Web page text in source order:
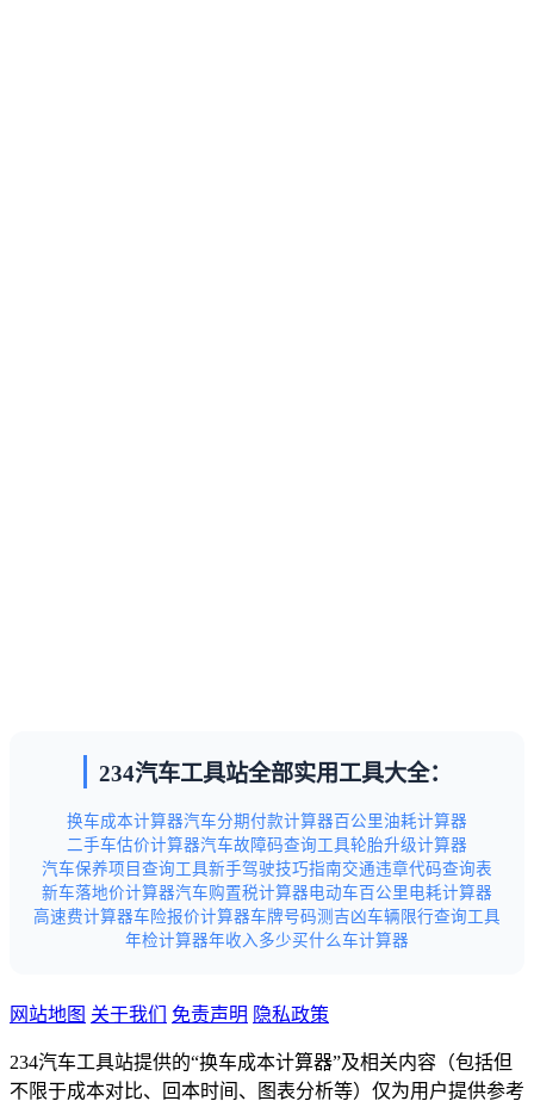
234汽车工具站全部实用工具大全：
换车成本计算器汽车分期付款计算器百公里油耗计算器
二手车估价计算器汽车故障码查询工具轮胎升级计算器
汽车保养项目查询工具新手驾驶技巧指南交通违章代码查询表
新车落地价计算器汽车购置税计算器电动车百公里电耗计算器
高速费计算器车险报价计算器车牌号码测吉凶车辆限行查询工具
年检计算器年收入多少买什么车计算器
网站地图 关于我们 免责声明 隐私政策
234汽车工具站提供的“换车成本计算器”及相关内容（包括但
不限于成本对比、回本时间、图表分析等）仅为用户提供参考